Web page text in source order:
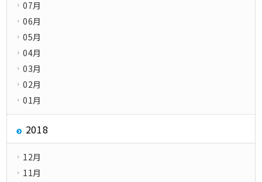
07月
06月
05月
04月
03月
02月
01月
2018
12月
11月